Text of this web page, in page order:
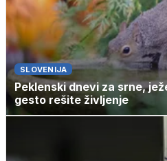
SLOVENIJA
Peklenski dnevi za srne,
gesto rešite življenje